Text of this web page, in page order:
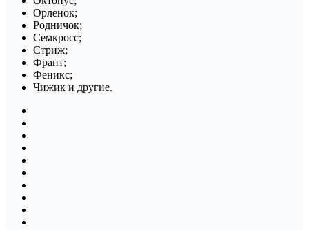
Орленок;
Родничок;
Семкросс;
Стриж;
Франт;
Феникс;
Чижик и другие.